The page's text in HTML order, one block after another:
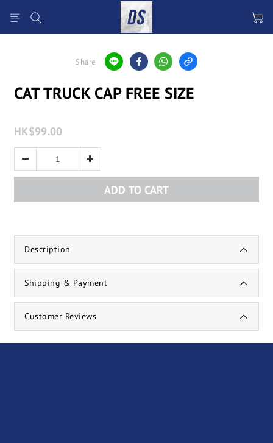
Share
CAT TRUCK CAP FREE SIZE
HK$99.00
ADD TO CART
Description
Shipping & Payment
Customer Reviews